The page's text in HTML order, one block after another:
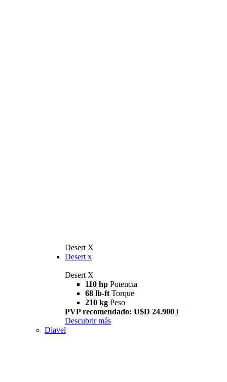
Desert X
Desert x
Desert X
110 hp Potencia
68 lb-ft Torque
210 kg Peso
PVP recomendado: U$D 24.900 i
Descubrir más
Diavel